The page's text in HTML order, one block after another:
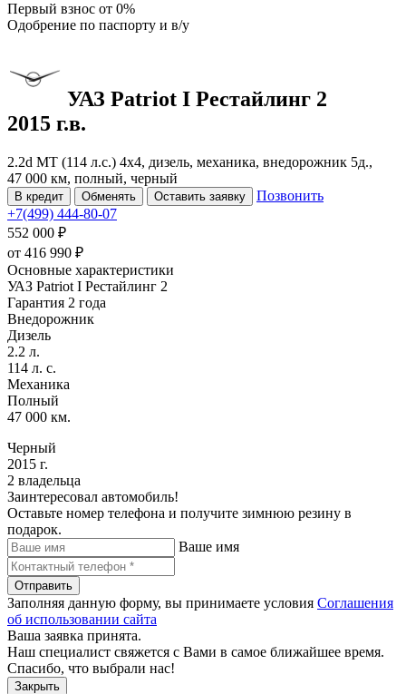
Первый взнос от 0%
Одобрение по паспорту и в/у
УАЗ Patriot I Рестайлинг 2
2015 г.в.
2.2d MT (114 л.с.) 4x4, дизель, механика, внедорожник 5д.,
47 000 км, полный, черный
В кредит Обменять Оставить заявку
Позвонить
+7(499) 444-80-07
552 000 ₽
от 416 990 ₽
Основные характеристики
УАЗ Patriot I Рестайлинг 2
Гарантия 2 года
Внедорожник
Дизель
2.2 л.
114 л. с.
Механика
Полный
47 000 км.
Черный
2015 г.
2 владельца
Заинтересовал автомобиль!
Оставьте номер телефона и получите зимнюю резину в
подарок.
Ваше имя
Отправить
Заполняя данную форму, вы принимаете условия Соглашения
об использовании сайта
Ваша заявка принята.
Наш специалист свяжется с Вами в самое ближайшее время.
Спасибо, что выбрали нас!
Закрыть